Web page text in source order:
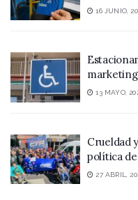
16 JUNIO,
13 MAYO,
Crueldad
política
27 ABRIL,